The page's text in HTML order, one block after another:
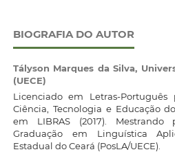
BIOGRAFIA DO AUTOR
Tályson Marques da Silva,
(UECE)
Licenciado em Letras-
Ciência, Tecnologia e Educação
em LIBRAS (2017).
Graduação em Linguística
Estadual do Ceará (PosLA/UECE).